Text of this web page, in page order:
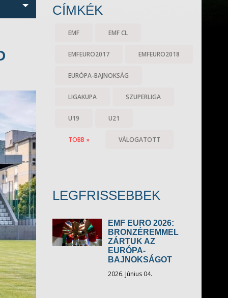
CÍMKÉK
EMF EMF CL
EMFEURO2017 EMFEURO2018
EURÓPA-BAJNOKSÁG
LIGAKUPA SZUPERLIGA
U19 U21
VÁLOGATOTT
TÖBB »
LEGFRISSEBBEK
EMF EURO 2026:
BRONZÉREMMEL
ZÁRTUK AZ
EURÓPA-
BAJNOKSÁGOT
2026. Június 04.